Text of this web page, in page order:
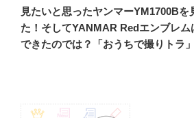
ー
シ
ョ
の
投
稿
見たいと思ったヤンマーYM1700Bを
た！そしてYANMAR Redエンブレム
できたのでは？「おうちで撮りトラ」